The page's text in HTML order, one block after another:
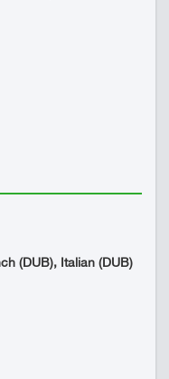
(DUB), Italian (DUB)